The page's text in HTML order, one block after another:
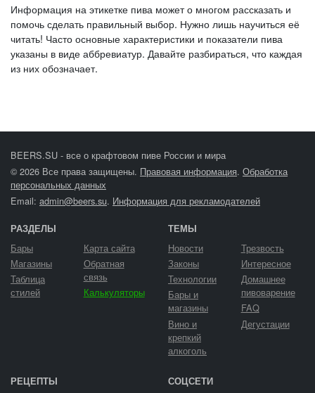
Информация на этикетке пива может о многом рассказать и
помочь сделать правильный выбор. Нужно лишь научиться её
читать! Часто основные характеристики и показатели пива
указаны в виде аббревиатур. Давайте разбираться, что каждая
из них обозначает.
BEERS.SU - все о крафтовом пиве России и мира
© 2026 Все права защищены. Правовая информация. Обработка
персональных данных
Email: admin@beers.su. Информация для рекламодателей
РАЗДЕЛЫ
Бары
Магазины
Таблица
стилей
Карта сайта
Обратная
связь
Калькуляторы
ТЕМЫ
Новости
Законы
Технологии
Бары и
магазины
Вино и
крепкий
алкоголь
Трезвость
Интересное
Домашнее
пивоварение
FAQ
Дегустации
РЕЦЕПТЫ СОЦСЕТИ